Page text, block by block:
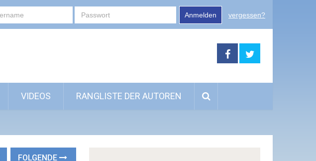
Anmelden vergessen?
VIDEOS RANGLISTE DER AUTOREN
FOLGENDE